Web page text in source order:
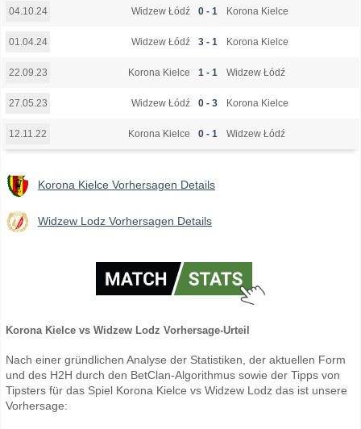
04.10.24 Widzew Łódź 0 - 1 Korona Kielce
01.04.24 Widzew Łódź 3 - 1 Korona Kielce
22.09.23 Korona Kielce 1 - 1 Widzew Łódź
27.05.23 Widzew Łódź 0 - 3 Korona Kielce
12.11.22 Korona Kielce 0 - 1 Widzew Łódź
Korona Kielce Vorhersagen Details
Widzew Lodz Vorhersagen Details
Korona Kielce vs Widzew Lodz Vorhersage-Urteil
Nach einer gründlichen Analyse der Statistiken, der aktuellen Form
und des H2H durch den BetClan-Algorithmus sowie der Tipps von
Tipsters für das Spiel Korona Kielce vs Widzew Lodz das ist unsere
Vorhersage: